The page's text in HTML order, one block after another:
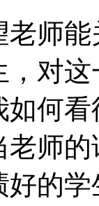
师
对
何
师
的